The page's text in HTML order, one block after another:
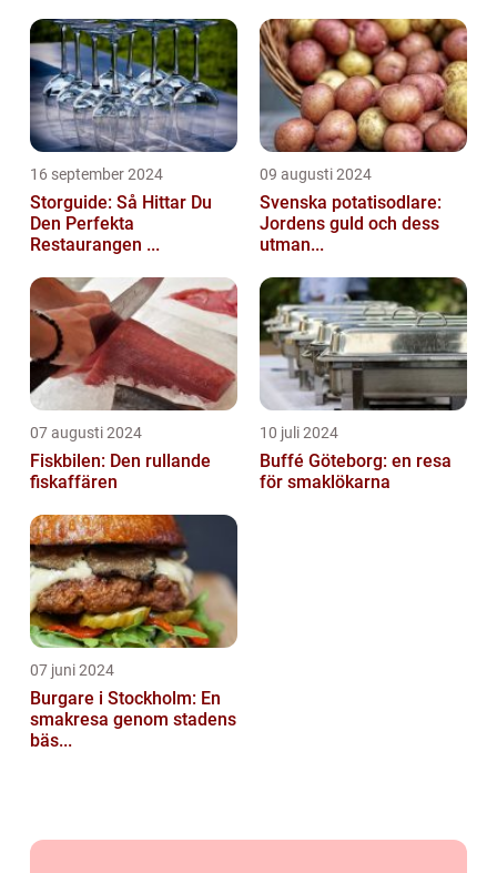
16 september 2024
Storguide: Så Hittar Du
Den Perfekta
Restaurangen ...
09 augusti 2024
Svenska potatisodlare:
Jordens guld och dess
utman...
07 augusti 2024
Fiskbilen: Den rullande
fiskaffären
10 juli 2024
Buffé Göteborg: en resa
för smaklökarna
07 juni 2024
Burgare i Stockholm: En
smakresa genom stadens
bäs...